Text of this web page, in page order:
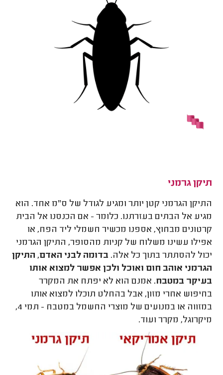
תיקן גרמני
התיקן הגרמני קטן יותר ומגיע לגודל של ס"מ אחד. הוא
מגיע אל הבתים בעזרתנו. כלומר - אם הכנסנו אל הבית
קרטונים מבחוץ, אספנו מכשיר חשמלי ליד הפח, או
אפילו עשינו משלוח של קניות מהסופר, התיקן הגרמני
יכול להסתתר בתוך כל אלה. בדומה לבני האדם, התיקן
הגרמני אוהב חום ואוכל ולכן אפשר למצוא אותו
בעיקר במטבח. אמנם הוא לא יפתח את המקרר
בחיפוש אחרי מזון, אבל בהחלט תוכלו למצוא אותו
במזווה או במנועים של מוצרי החשמל במטבח - תמי 4,
מיקרוגל, מקרר ועוד.